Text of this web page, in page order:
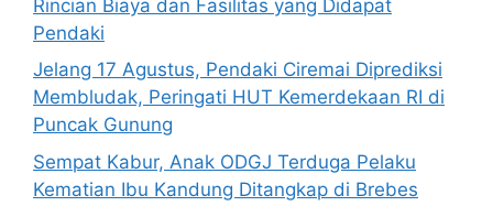
Rincian Biaya dan Fasilitas yang Didapat
Pendaki
Jelang 17 Agustus, Pendaki Ciremai Diprediksi
Membludak, Peringati HUT Kemerdekaan RI di
Puncak Gunung
Sempat Kabur, Anak ODGJ Terduga Pelaku
Kematian Ibu Kandung Ditangkap di Brebes